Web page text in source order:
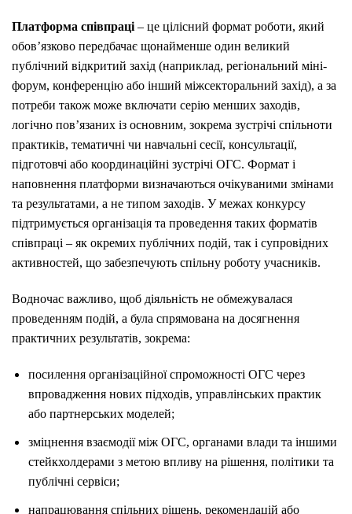
Платформа співпраці – це цілісний формат роботи, який
обов’язково передбачає щонайменше один великий
публічний відкритий захід (наприклад, регіональний міні-
форум, конференцію або інший міжсекторальний захід), а за
потреби також може включати серію менших заходів,
логічно пов’язаних із основним, зокрема зустрічі спільноти
практиків, тематичні чи навчальні сесії, консультації,
підготовчі або координаційні зустрічі ОГС. Формат і
наповнення платформи визначаються очікуваними змінами
та результатами, а не типом заходів. У межах конкурсу
підтримується організація та проведення таких форматів
співпраці – як окремих публічних подій, так і супровідних
активностей, що забезпечують спільну роботу учасників.
Водночас важливо, щоб діяльність не обмежувалася
проведенням подій, а була спрямована на досягнення
практичних результатів, зокрема:
посилення організаційної спроможності ОГС через
впровадження нових підходів, управлінських практик
або партнерських моделей;
зміцнення взаємодії між ОГС, органами влади та іншими
стейкхолдерами з метою впливу на рішення, політики та
публічні сервіси;
напрацювання спільних рішень, рекомендацій або